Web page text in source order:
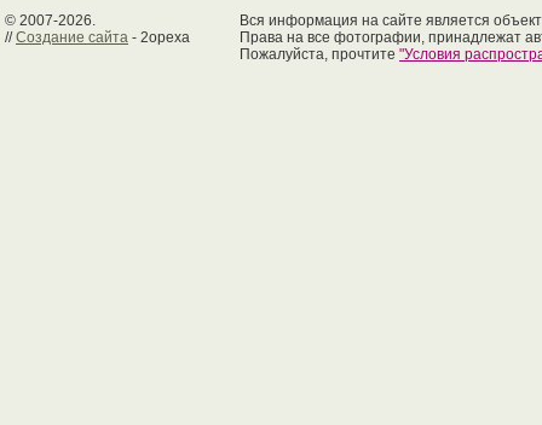
© 2007-2026.
//Создание сайта - 2opexa
Вся информация на сайте является
Права на все фотографии, принадлежат
Пожалуйста, прочтите "Условия